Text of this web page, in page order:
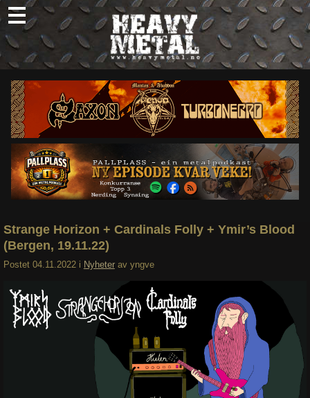
Skip
to
content
Nyheter
Omtaler
Intervjuer
Om oss
Abonner
Søk
Strange Horizon + Cardinals Folly + Ymir’s Blood
(Bergen, 19.11.22)
Postet 04.11.2022 i Nyheter av yngve